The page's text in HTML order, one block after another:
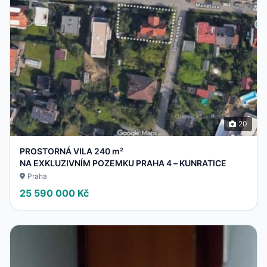
20
PROSTORNÁ VILA 240 m²
NA EXKLUZIVNÍM POZEMKU PRAHA 4 – KUNRATICE
Praha
25 590 000 Kč